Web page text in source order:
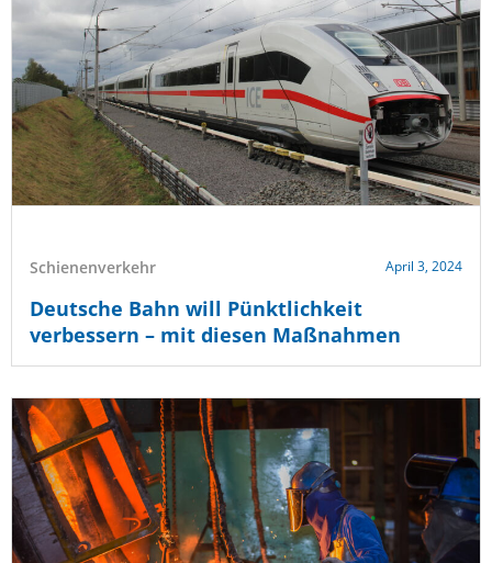
Schienenverkehr April 3, 2024
Deutsche Bahn will Pünktlichkeit
verbessern – mit diesen Maßnahmen